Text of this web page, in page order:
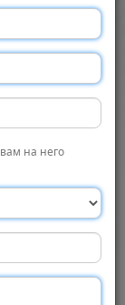
Тамбов
на него